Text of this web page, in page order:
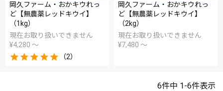
岡久ファーム・おかキウれっ
ど【無農薬レッドキウイ】
（1kg）
現在お取り扱いできません
¥4,280 〜
（2）
岡久ファーム・おかキウれっ
ど【無農薬レッドキウイ】
（2kg）
現在お取り扱いできません
¥7,480 〜
6件中 1-6件表示